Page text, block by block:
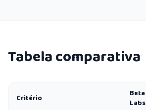
Tabela comparativa
Critério
Beta
Labs